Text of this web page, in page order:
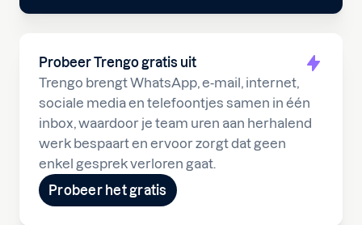
Probeer Trengo gratis uit
Trengo brengt WhatsApp, e-mail, internet,
sociale media en telefoontjes samen in één
inbox, waardoor je team uren aan herhalend
werk bespaart en ervoor zorgt dat geen
enkel gesprek verloren gaat.
Probeer het gratis